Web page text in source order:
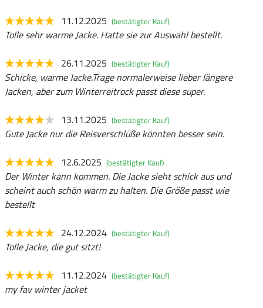
11.12.2025 (bestätigter Kauf)
Tolle sehr warme Jacke. Hatte sie zur Auswahl bestellt.
26.11.2025 (bestätigter Kauf)
Schicke, warme Jacke.Trage normalerweise lieber längere
Jacken, aber zum Winterreitrock passt diese super.
13.11.2025 (bestätigter Kauf)
Gute Jacke nur die Reisverschlüße könnten besser sein.
12.6.2025 (bestätigter Kauf)
Der Winter kann kommen. Die Jacke sieht schick aus und
scheint auch schön warm zu halten. Die Größe passt wie
bestellt
24.12.2024 (bestätigter Kauf)
Tolle Jacke, die gut sitzt!
11.12.2024 (bestätigter Kauf)
my fav winter jacket